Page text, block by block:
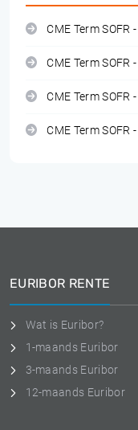
CME Term SOFR
CME Term SOFR
CME Term SOFR
CME Term SOFR
EURIBOR RENTE
Wat is Euribor?
1-maands Euribor
3-maands Euribor
12-maands Euribor